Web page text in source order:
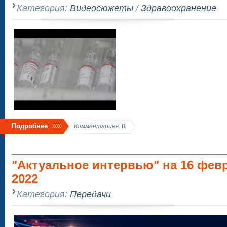
Категория: Видеосюжеты/Здравоохранение
Подробнее Комментариев: 0
"Актуальное интервью" на 16
2022
Категория: Передачи